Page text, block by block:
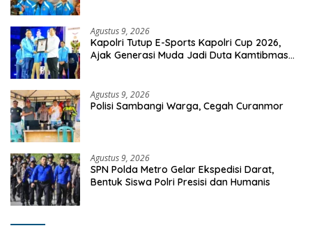
Agustus 9, 2026
Kapolri Tutup E-Sports Kapolri Cup 2026,
Ajak Generasi Muda Jadi Duta Kamtibmas
Agustus 9, 2026
Polisi Sambangi Warga, Cegah Curanmor
Agustus 9, 2026
SPN Polda Metro Gelar Ekspedisi Darat,
Bentuk Siswa Polri Presisi dan Humanis